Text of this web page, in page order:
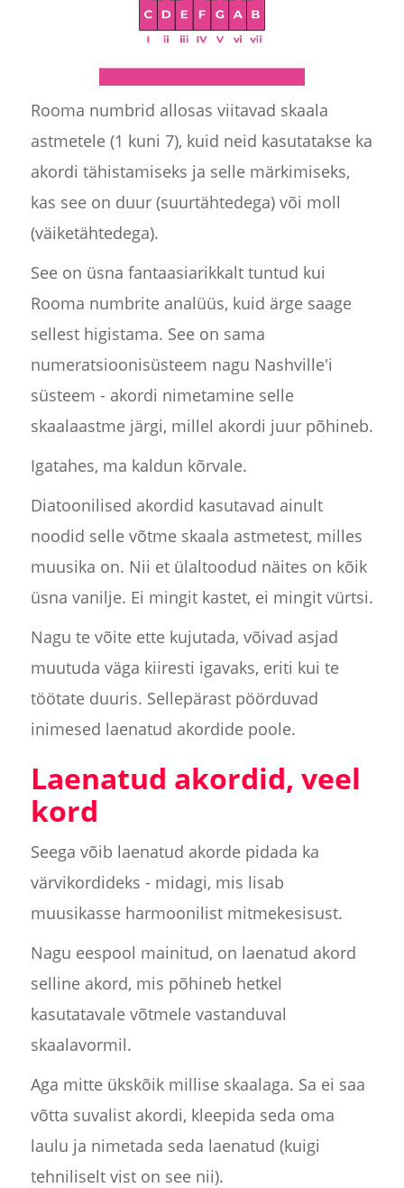
Rooma numbrid allosas viitavad skaala
astmetele (1 kuni 7), kuid neid kasutatakse ka
akordi tähistamiseks ja selle märkimiseks,
kas see on duur (suurtähtedega) või moll
(väiketähtedega).
See on üsna fantaasiarikkalt tuntud kui
Rooma numbrite analüüs, kuid ärge saage
sellest higistama. See on sama
numeratsioonisüsteem nagu Nashville'i
süsteem - akordi nimetamine selle
skaalaastme järgi, millel akordi juur põhineb.
Igatahes, ma kaldun kõrvale.
Diatoonilised akordid kasutavad ainult
noodid selle võtme skaala astmetest, milles
muusika on. Nii et ülaltoodud näites on kõik
üsna vanilje. Ei mingit kastet, ei mingit vürtsi.
Nagu te võite ette kujutada, võivad asjad
muutuda väga kiiresti igavaks, eriti kui te
töötate duuris. Sellepärast pöörduvad
inimesed laenatud akordide poole.
Laenatud akordid, veel
kord
Seega võib laenatud akorde pidada ka
värvikordideks - midagi, mis lisab
muusikasse harmoonilist mitmekesisust.
Nagu eespool mainitud, on laenatud akord
selline akord, mis põhineb hetkel
kasutatavale võtmele vastanduval
skaalavormil.
Aga mitte ükskõik millise skaalaga. Sa ei saa
võtta suvalist akordi, kleepida seda oma
laulu ja nimetada seda laenatud (kuigi
tehniliselt vist on see nii).